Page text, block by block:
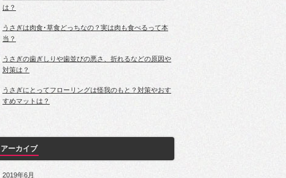
は？
うさぎは肉食･草食どっちなの？実は肉も食べるって本
当？
うさぎの歯ぎしりや歯並びの悪さ、折れるなどの原因や
対策は？
うさぎにとってフローリングは怪我のもと？対策やおす
すめマットは？
アーカイブ
2019年6月